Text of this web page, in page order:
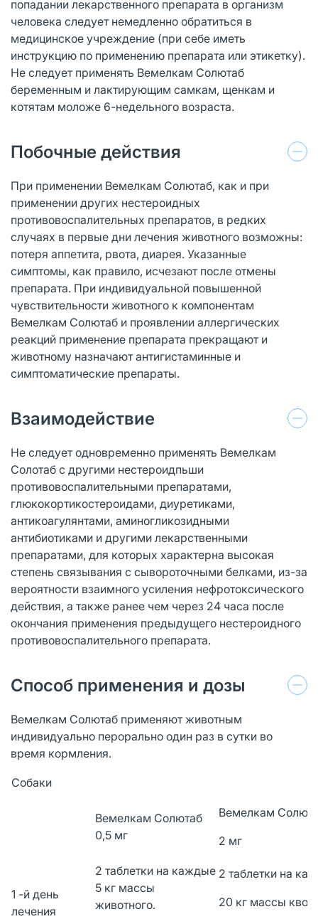
попадании лекарственного препарата в организм
человека следует немедленно обратиться в
медицинское учреждение (при себе иметь
инструкцию по применению препарата или этикетку).
Не следует применять Вемелкам Солютаб
беременным и лактирующим самкам, щенкам и
котятам моложе 6-недельного возраста.
Побочные действия
При применении Вемелкам Солютаб, как и при
применении других нестероидных
противовоспалительных препаратов, в редких
случаях в первые дни лечения животного возможны:
потеря аппетита, рвота, диарея. Указанные
симптомы, как правило, исчезают после отмены
препарата. При индивидуальной повышенной
чувствительности животного к компонентам
Вемелкам Солютаб и проявлении аллергических
реакций применение препарата прекращают и
животному назначают антигистаминные и
симптоматические препараты.
Взаимодействие
Не следует одновременно применять Вемелкам
Солотаб с другими нестероидпьши
противовоспалительными препаратами,
глюкокортикостероидами, диуретиками,
антикоагулянтами, аминогликозидными
антибиотиками и другими лекарственными
препаратами, для которых характерна высокая
степень связывания с сывороточными белками, из-за
вероятности взаимного усиления нефротоксического
действия, а также ранее чем через 24 часа после
окончания применения предыдущего нестероидного
противовоспалительного препарата.
Способ применения и дозы
Вемелкам Солютаб применяют животным
индивидуально перорально один раз в сутки во
время кормления.
Собаки
Вемелкам Солютаб
0,5 мг
Вемелкам
2 мг
1 -й день
лечения
2 таблетки на каждые
5 кг массы
животного.
2 таблетки на
20 кг массы